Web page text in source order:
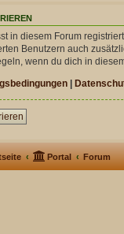
in diesem Forum
Benutzern auch
wenn du dich in
Portal Forum